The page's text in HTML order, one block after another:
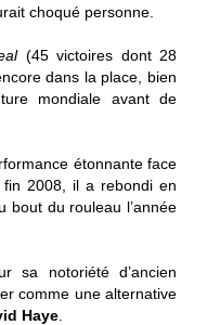
choqué personne.
(45 victoires dont 28
dans la place, bien
mondiale avant de
étonnante face
fin 2008, il a rebondi en
bout du rouleau l’année
sa notoriété d’ancien
comme une alternative
Haye